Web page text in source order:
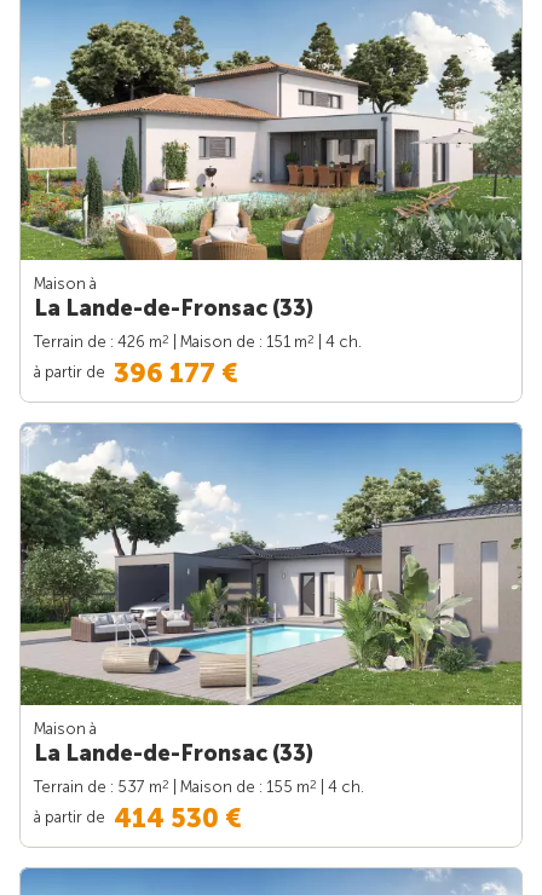
Maison à
La Lande-de-Fronsac (33)
Terrain de : 426 m2 | Maison de : 151 m2
| 4 ch.
à partir de 396 177 €
Maison à
La Lande-de-Fronsac (33)
Terrain de : 537 m2 | Maison de : 155 m2
| 4 ch.
à partir de 414 530 €